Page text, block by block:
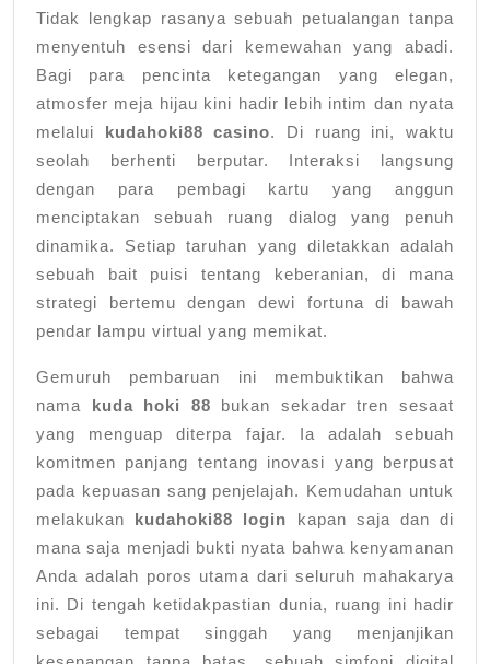
Tidak lengkap rasanya sebuah petualangan tanpa
menyentuh esensi dari kemewahan yang abadi.
Bagi para pencinta ketegangan yang elegan,
atmosfer meja hijau kini hadir lebih intim dan nyata
melalui kudahoki88 casino. Di ruang ini, waktu
seolah berhenti berputar. Interaksi langsung
dengan para pembagi kartu yang anggun
menciptakan sebuah ruang dialog yang penuh
dinamika. Setiap taruhan yang diletakkan adalah
sebuah bait puisi tentang keberanian, di mana
strategi bertemu dengan dewi fortuna di bawah
pendar lampu virtual yang memikat.
Gemuruh pembaruan ini membuktikan bahwa
nama kuda hoki 88 bukan sekadar tren sesaat
yang menguap diterpa fajar. Ia adalah sebuah
komitmen panjang tentang inovasi yang berpusat
pada kepuasan sang penjelajah. Kemudahan untuk
melakukan kudahoki88 login kapan saja dan di
mana saja menjadi bukti nyata bahwa kenyamanan
Anda adalah poros utama dari seluruh mahakarya
ini. Di tengah ketidakpastian dunia, ruang ini hadir
sebagai tempat singgah yang menjanjikan